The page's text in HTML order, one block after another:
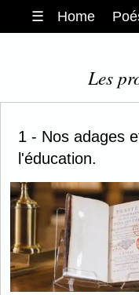
☰ Home
Les
1 - Nos adages
l'éducation.